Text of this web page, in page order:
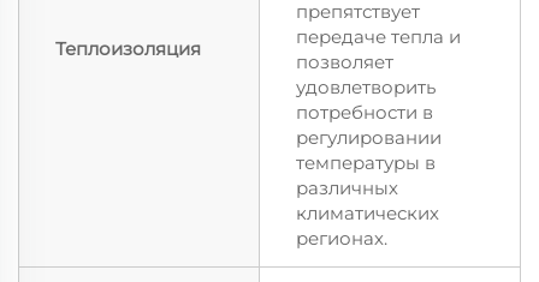
Теплоизоляция
препятствует
передаче тепла и
позволяет
удовлетворить
потребности в
регулировании
температуры в
различных
климатических
регионах.